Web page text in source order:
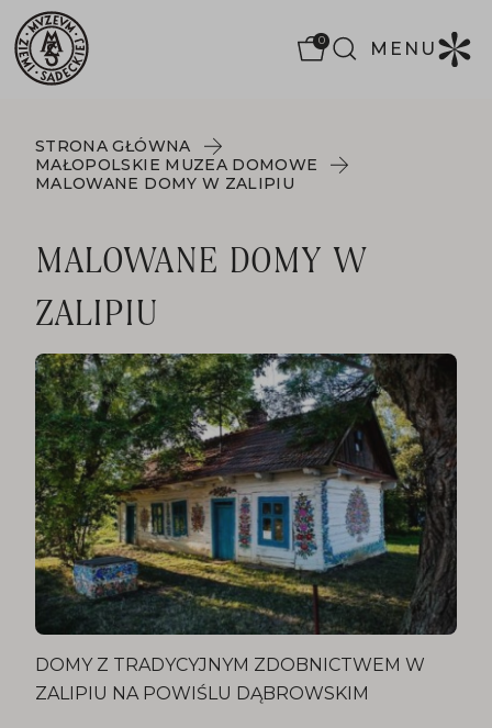
0 MENU
STRONA GŁÓWNA
MAŁOPOLSKIE MUZEA DOMOWE
MALOWANE DOMY W ZALIPIU
MALOWANE DOMY W
ZALIPIU
DOMY Z TRADYCYJNYM ZDOBNICTWEM W
ZALIPIU NA POWIŚLU DĄBROWSKIM